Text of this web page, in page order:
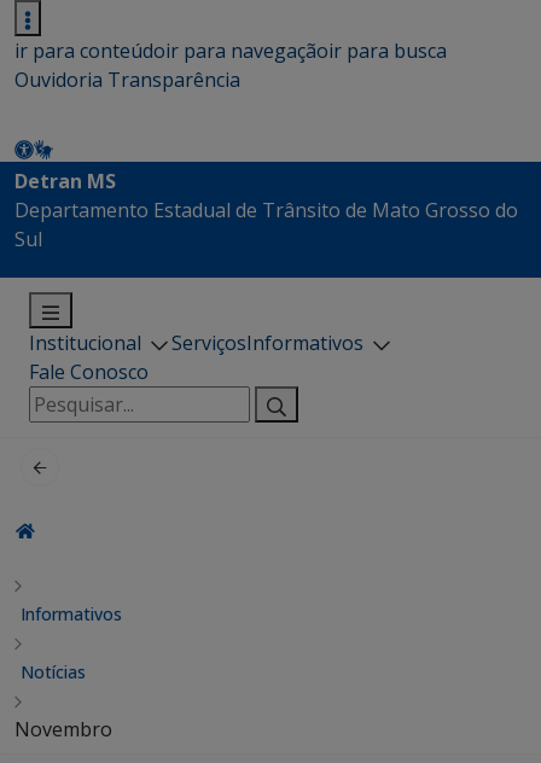
ir para conteúdoir para navegaçãoir para busca
Ouvidoria Transparência
Detran MS
Departamento Estadual de Trânsito de Mato Grosso do
Sul
Institucional ServiçosInformativos
Fale Conosco
Pesquisar
por:
Informativos
Notícias
Novembro